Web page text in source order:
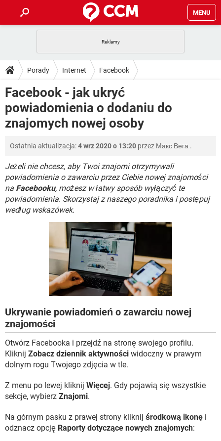
MENU
GRY WHATSAPP
SPOTIFY NETFLIX
INSTAGRAM FACEBOOK
WINDOWS 10
PORADY
PlayStation TIKTOK
GRY WHATSAPP
INSTAGRAM FACEBOOK
WINDOWS 10
DO POBRANIA
ANDROID TIKTOK
GRY WHATSAPP
WINDOWS 10
FORUM
COVID-19 TIKTOK
GRY WHATSAPP
SPOTIFY NETFLIX
INSTAGRAM FACEBOOK
WINDOWS 10
GRY WHATSAPP
SPOTIFY NETFLIX
INSTAGRAM
Porady Internet Facebook
Facebook - jak ukryć
powiadomienia o dodaniu do
znajomych nowej osoby
Ostatnia aktualizacja:4 wrz 2020 o 13:20 przez Макс Вега .
Jeżeli nie chcesz, aby Twoi znajomi otrzymywali
powiadomienia o zawarciu przez Ciebie nowej znajomości
na Facebooku, możesz w łatwy sposób wyłączyć te
powiadomienia. Skorzystaj z naszego poradnika i postępuj
według wskazówek.
Ukrywanie powiadomień o zawarciu nowej
znajomości
Otwórz Facebooka i przejdź na stronę swojego profilu.
Kliknij Zobacz dziennik aktywności widoczny w prawym
dolnym rogu Twojego zdjęcia w tle.
Z menu po lewej kliknij Więcej. Gdy pojawią się wszystkie
sekcje, wybierz Znajomi.
Na górnym pasku z prawej strony kliknij środkową ikonę i
odznacz opcję Raporty dotyczące nowych znajomych: